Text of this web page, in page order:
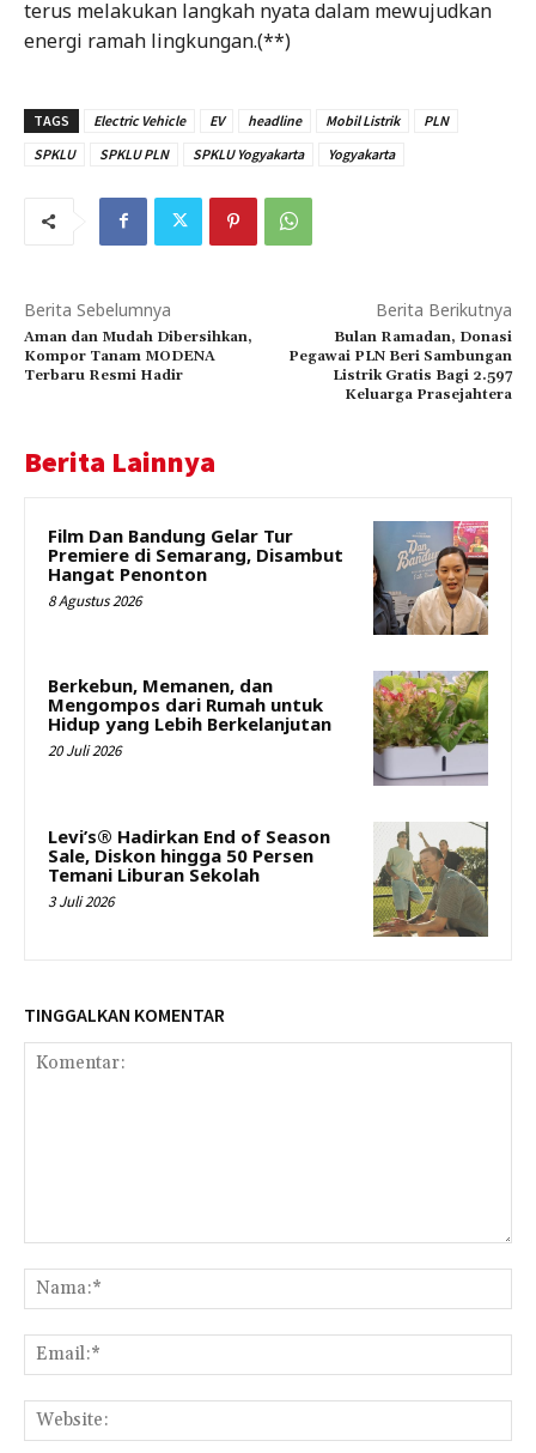
terus melakukan langkah nyata dalam mewujudkan
energi ramah lingkungan.(**)
TAGS Electric Vehicle EV headline Mobil Listrik
PLN
SPKLU
SPKLU PLN SPKLU Yogyakarta Yogyakarta
Berita Sebelumnya
Aman dan Mudah Dibersihkan,
Kompor Tanam MODENA
Terbaru Resmi Hadir
Berita Berikutnya
Bulan Ramadan, Donasi
Pegawai PLN Beri Sambungan
Listrik Gratis Bagi 2.597
Keluarga Prasejahtera
Berita Lainnya
Film Dan Bandung Gelar Tur
Premiere di Semarang, Disambut
Hangat Penonton
8 Agustus 2026
Berkebun, Memanen, dan
Mengompos dari Rumah untuk
Hidup yang Lebih Berkelanjutan
20 Juli 2026
Levi’s® Hadirkan End of Season
Sale, Diskon hingga 50 Persen
Temani Liburan Sekolah
3 Juli 2026
TINGGALKAN KOMENTAR